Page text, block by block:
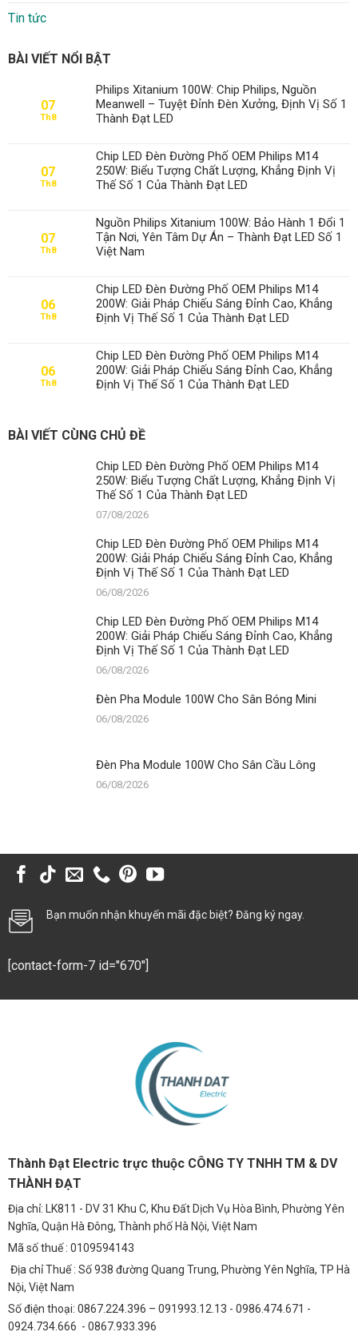
Tin tức
BÀI VIẾT NỔI BẬT
07
Th8
Philips Xitanium 100W: Chip Philips, Nguồn
Meanwell – Tuyệt Đỉnh Đèn Xưởng, Định Vị Số 1
Thành Đạt LED
07
Th8
Chip LED Đèn Đường Phố OEM Philips M14
250W: Biểu Tượng Chất Lượng, Khẳng Định Vị
Thế Số 1 Của Thành Đạt LED
07
Th8
Nguồn Philips Xitanium 100W: Bảo Hành 1 Đổi 1
Tận Nơi, Yên Tâm Dự Án – Thành Đạt LED Số 1
Việt Nam
06
Th8
Chip LED Đèn Đường Phố OEM Philips M14
200W: Giải Pháp Chiếu Sáng Đỉnh Cao, Khẳng
Định Vị Thế Số 1 Của Thành Đạt LED
06
Th8
Chip LED Đèn Đường Phố OEM Philips M14
200W: Giải Pháp Chiếu Sáng Đỉnh Cao, Khẳng
Định Vị Thế Số 1 Của Thành Đạt LED
BÀI VIẾT CÙNG CHỦ ĐỀ
Chip LED Đèn Đường Phố OEM Philips M14
250W: Biểu Tượng Chất Lượng, Khẳng Định Vị
Thế Số 1 Của Thành Đạt LED
07/08/2026
Chip LED Đèn Đường Phố OEM Philips M14
200W: Giải Pháp Chiếu Sáng Đỉnh Cao, Khẳng
Định Vị Thế Số 1 Của Thành Đạt LED
06/08/2026
Chip LED Đèn Đường Phố OEM Philips M14
200W: Giải Pháp Chiếu Sáng Đỉnh Cao, Khẳng
Định Vị Thế Số 1 Của Thành Đạt LED
06/08/2026
Đèn Pha Module 100W Cho Sân Bóng Mini
06/08/2026
Đèn Pha Module 100W Cho Sân Cầu Lông
06/08/2026
Bạn muốn nhận khuyến mãi đặc biệt? Đăng ký ngay.
[contact-form-7 id="670"]
Thành Đạt Electric trực thuộc CÔNG TY TNHH TM & DV
THÀNH ĐẠT
Địa chỉ: LK811 - DV 31 Khu C, Khu Đất Dịch Vụ Hòa Bình, Phường Yên
Nghĩa, Quận Hà Đông, Thành phố Hà Nội, Việt Nam
Mã số thuế : 0109594143
Địa chỉ Thuế : Số 938 đường Quang Trung, Phường Yên Nghĩa, TP Hà
Nội, Việt Nam
Số điện thoại: 0867.224.396 – 091993.12.13 - 0986.474.671 -
0924.734.666 - 0867.933.396